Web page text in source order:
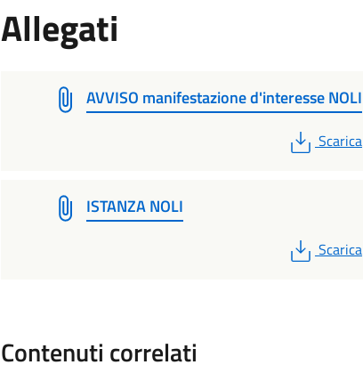
Allegati
AVVISO manifestazione d'interesse NOLI
PDF
Scarica
ISTANZA NOLI
PDF
Scarica
Contenuti correlati